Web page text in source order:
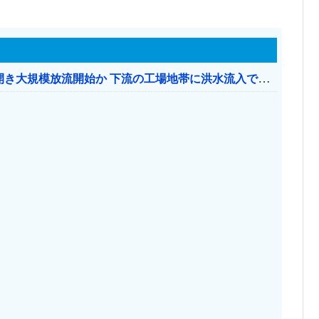
【おわった】 三峡ダム、豪雨で13基の水門を開き大規模放流開始か 下流の工場地帯に洪水流入で崩壊はじまる